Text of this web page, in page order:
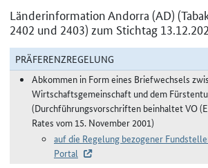
Länderinformation Andorra (AD)
2402 und 2403) zum Stichtag
PRÄFERENZREGELUNG
Abkommen in Form eines Briefwechsels
Wirtschaftsgemeinschaft und dem
(Durchführungsvorschriften beinhaltet VO
Rates vom 15. November 2001)
auf die Regelung bezogener
Portal